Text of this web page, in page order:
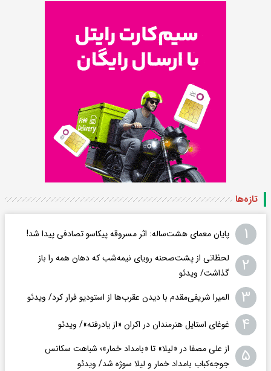
تازه‌ها
۱ پایان معمای هشت‌ساله: اثر مسروقه پیکاسو تصادفی پیدا شد!
۲
لحظاتی از پشت‌صحنه رویای نیمه‌شب که دهان همه را باز
گذاشت/ ویدئو
۳ المیرا شریفی‌مقدم با دیدن عقرب‌ها از استودیو فرار کرد/ ویدئو
۴ غوغای استایل هنرمندان در اکران «از یادرفته»/ ویدئو
۵
از علی مصفا در «لیلا» تا «بامداد خمار»؛ شباهت سکانس
جوجه‌کباب بامداد خمار و لیلا سوژه شد/ ویدئو